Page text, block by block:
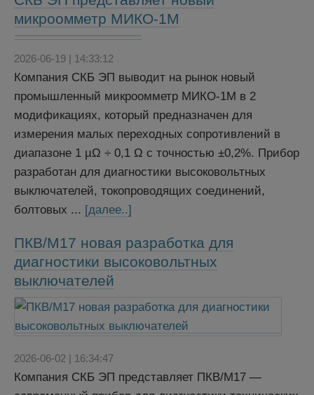
микроомметр МИКО-1М
2026-06-19 | 14:33:12
Компания СКБ ЭП выводит на рынок новый
промышленный микроомметр МИКО-1М в 2
модификациях, который предназначен для
измерения малых переходных сопротивлений в
диапазоне 1 µΩ ÷ 0,1 Ω с точностью ±0,2%. Прибор
разработан для диагностики высоковольтных
выключателей, токопроводящих соединений,
болтовых ... [далее..]
ПКВ/М17 новая разработка для
диагностики высоковольтных
выключателей
2026-06-02 | 16:34:47
Компания СКБ ЭП представляет ПКВ/М17 —